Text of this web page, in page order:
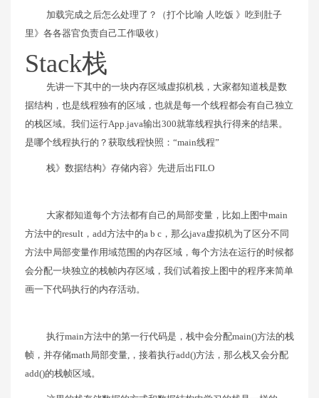
加载完成之后怎么处理了？（打个比喻 人吃饭 》吃到肚子
里》各各器官负责自己工作吸收）
Stack栈
先讲一下其中的一块内存区域虚拟机栈，大家都知道栈是数
据结构，也是线程独有的区域，也就是每一个线程都会有自己独立
的栈区域。我们运行App.java输出300就靠线程执行得来的结果。
是哪个线程执行的？获取线程快照：“main线程”
栈》数据结构》存储内容》先进后出FILO
大家都知道每个方法都有自己的局部变量，比如上图中main
方法中的result，add方法中的a b c，那么java虚拟机为了区分不同
方法中局部变量作用域范围的内存区域，每个方法在运行的时候都
会分配一块独立的栈帧内存区域，我们试着按上图中的程序来简单
画一下代码执行的内存活动。
执行main方法中的第一行代码是，栈中会分配main()方法的栈
帧，并存储math局部变量,，接着执行add()方法，那么栈又会分配
add()的栈帧区域。